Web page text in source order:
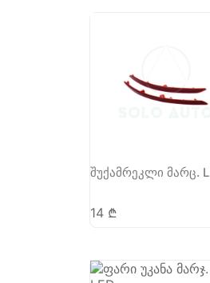
შუქამრეკლი მარც. L
14 ₾